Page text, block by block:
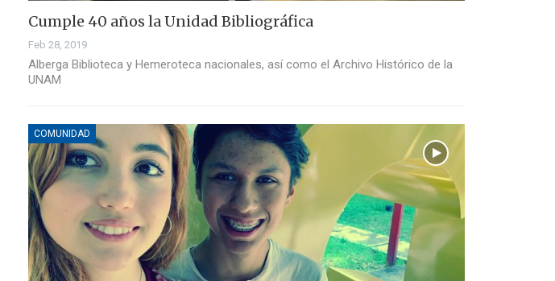
Cumple 40 años la Unidad Bibliográfica
Feb 28, 2019
Alberga Biblioteca y Hemeroteca nacionales, así como el Archivo Histórico de la
UNAM
COMUNIDAD